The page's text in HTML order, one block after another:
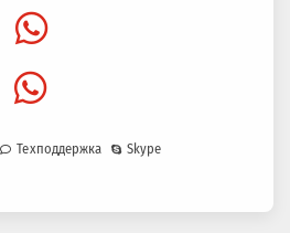
Техподдержка
Skype